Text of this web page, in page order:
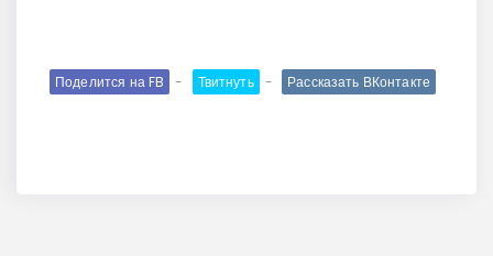
Поделится на FB Твитнуть Рассказать ВКонтакте